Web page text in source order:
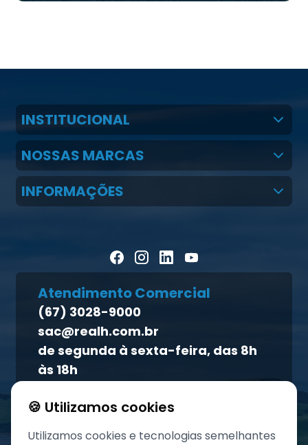
INSTITUCIONAL
Quem Somos
Claudio Martins Real
LGPD
Direito dos titulares
Política de qualidade
Atendimento ao titular
Canal de ética
NOSSAS MARCAS
Real H Nutrição Animal
CMR Saúde
INFORMAÇÕES
Blog Pecuária Forte
Homeopet
Atendimento Comercial
(67) 3028-9000
sac@realh.com.br
de segunda à sexta-feira, das 8h
às 18h
🍪 Utilizamos cookies
Utilizamos cookies e tecnologias semelhantes